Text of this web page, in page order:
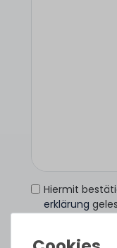
Hiermit
erklärung